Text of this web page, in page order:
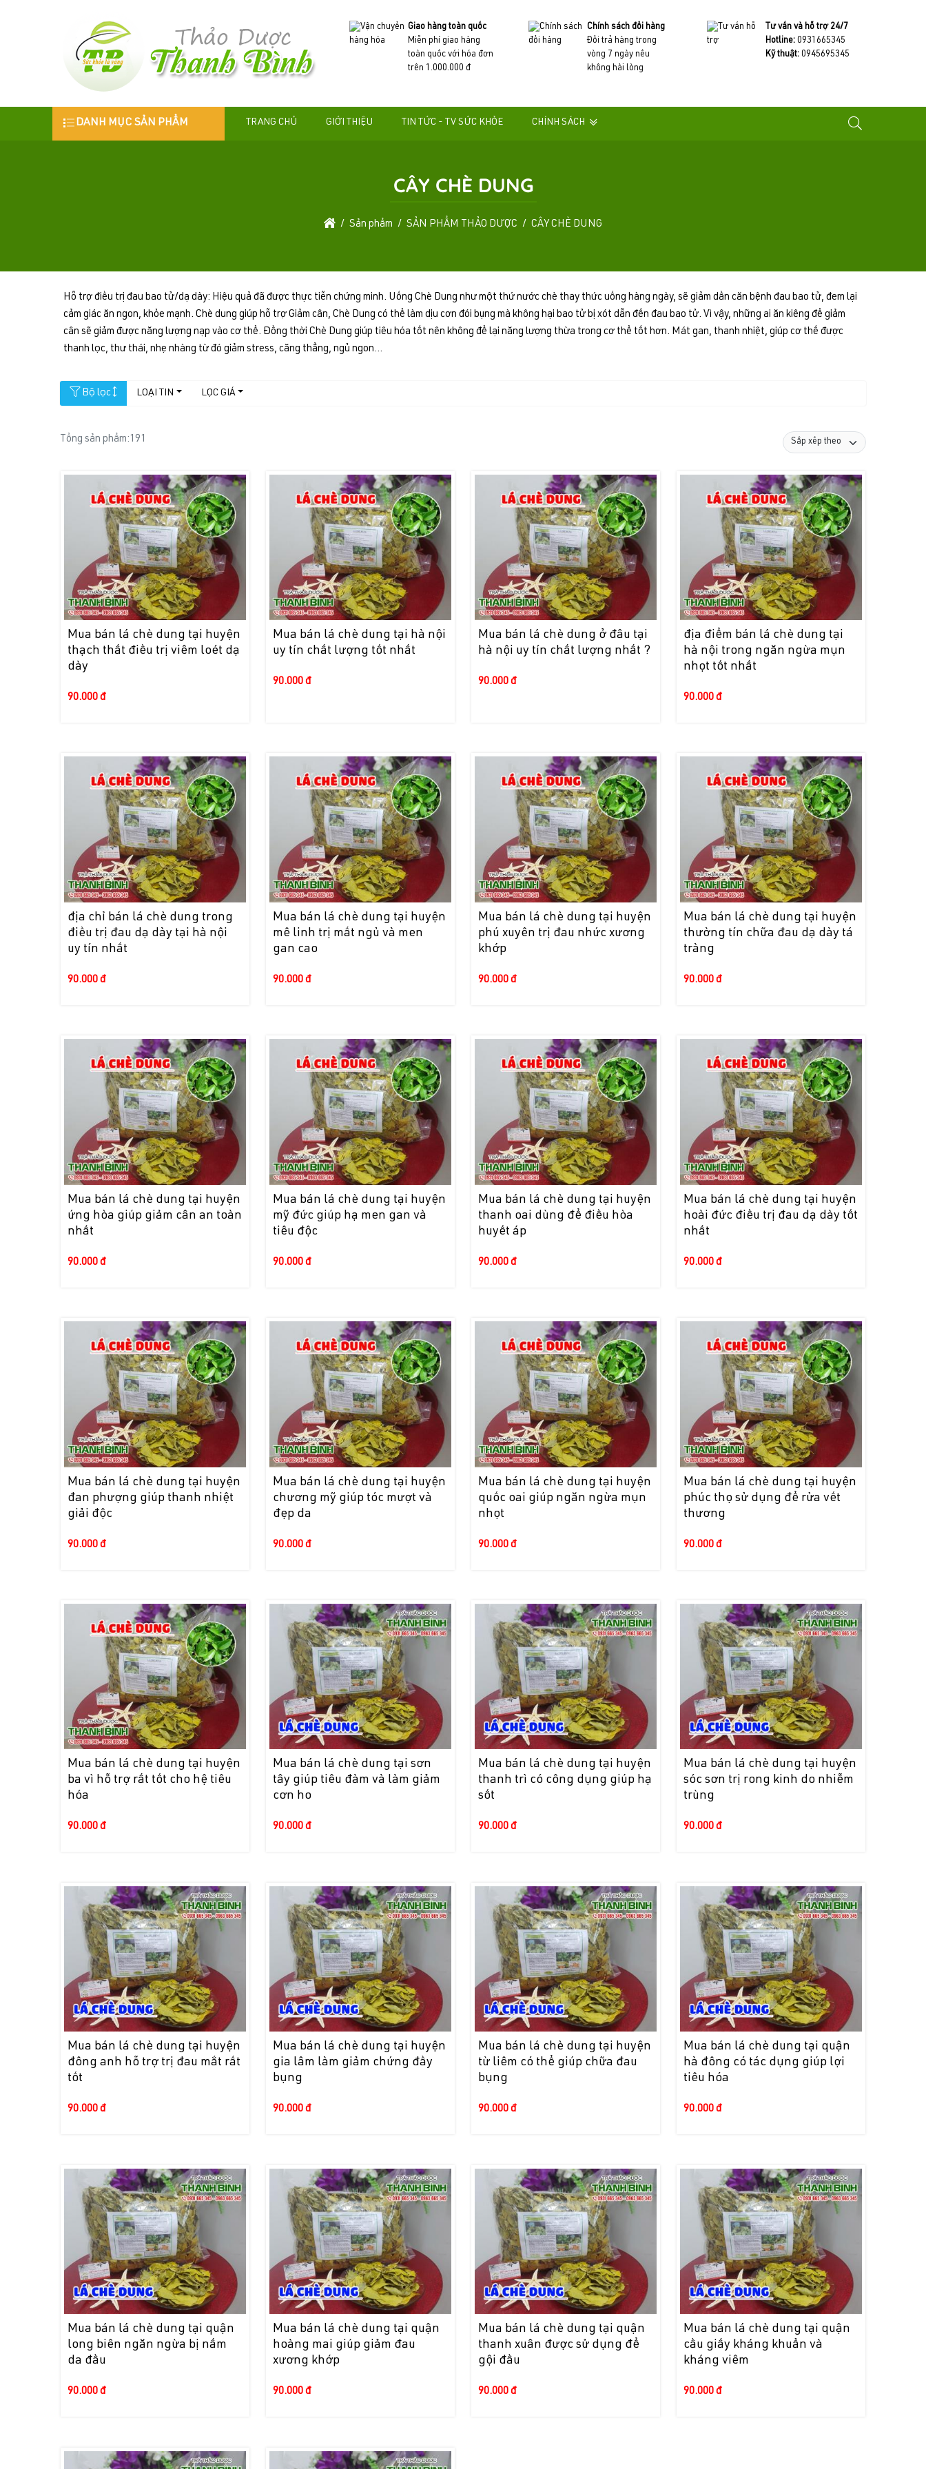
Giao hàng toàn quốc
Miễn phí giao hàng
toàn quốc với hóa đơn
trên 1.000.000 đ
Chính sách đổi hàng
Đổi trả hàng trong
vòng 7 ngày nếu
không hài lòng
Tư vấn và hỗ trợ 24/7
Hotline:0931665345
Kỹ thuật: 0945695345
DANH MỤC SẢN PHẨM TRANG CHỦ GIỚI THIỆU TIN TỨC - TV SỨC KHỎE CHÍNH SÁCH
CÂY CHÈ DUNG
Sản phẩm SẢN PHẨM THẢO DƯỢC CÂY CHÈ DUNG
Hỗ trợ điều trị đau bao tử/dạ dày: Hiệu quả đã được thực tiễn chứng minh. Uống Chè Dung như một thứ nước chè thay thức uống hàng ngày, sẽ giảm dần căn bệnh đau bao tử, đem lại
cảm giác ăn ngon, khỏe mạnh. Chè dung giúp hỗ trợ Giảm cân, Chè Dung có thể làm dịu cơn đói bụng mà không hại bao tử bị xót dẫn đến đau bao tử. Vì vậy, những ai ăn kiêng để giảm
cân sẽ giảm được năng lượng nạp vào cơ thể. Đồng thời Chè Dung giúp tiêu hóa tốt nên không để lại năng lượng thừa trong cơ thể tốt hơn. Mát gan, thanh nhiệt, giúp cơ thế được
thanh lọc, thư thái, nhẹ nhàng từ đó giảm stress, căng thẳng, ngủ ngon...
Bộ lọc LOẠI TIN LỌC GIÁ
Tổng sản phẩm: 191
Mua bán lá chè dung tại huyện
thạch thất điều trị viêm loét dạ
dày
90.000 đ
Mua bán lá chè dung tại hà nội
uy tín chất lượng tốt nhất
90.000 đ
Mua bán lá chè dung ở đâu tại
hà nội uy tín chất lượng nhất ?
90.000 đ
địa điểm bán lá chè dung tại
hà nội trong ngăn ngừa mụn
nhọt tốt nhất
90.000 đ
địa chỉ bán lá chè dung trong
điều trị đau dạ dày tại hà nội
uy tín nhất
90.000 đ
Mua bán lá chè dung tại huyện
mê linh trị mất ngủ và men
gan cao
90.000 đ
Mua bán lá chè dung tại huyện
phú xuyên trị đau nhức xương
khớp
90.000 đ
Mua bán lá chè dung tại huyện
thường tín chữa đau dạ dày tá
tràng
90.000 đ
Mua bán lá chè dung tại huyện
ứng hòa giúp giảm cân an toàn
nhất
90.000 đ
Mua bán lá chè dung tại huyện
mỹ đức giúp hạ men gan và
tiêu độc
90.000 đ
Mua bán lá chè dung tại huyện
thanh oai dùng để điều hòa
huyết áp
90.000 đ
Mua bán lá chè dung tại huyện
hoài đức điều trị đau dạ dày tốt
nhất
90.000 đ
Mua bán lá chè dung tại huyện
đan phượng giúp thanh nhiệt
giải độc
90.000 đ
Mua bán lá chè dung tại huyện
chương mỹ giúp tóc mượt và
đẹp da
90.000 đ
Mua bán lá chè dung tại huyện
quốc oai giúp ngăn ngừa mụn
nhọt
90.000 đ
Mua bán lá chè dung tại huyện
phúc thọ sử dụng để rửa vết
thương
90.000 đ
Mua bán lá chè dung tại huyện
ba vì hỗ trợ rất tốt cho hệ tiêu
hóa
90.000 đ
Mua bán lá chè dung tại sơn
tây giúp tiêu đàm và làm giảm
cơn ho
90.000 đ
Mua bán lá chè dung tại huyện
thanh trì có công dụng giúp hạ
sốt
90.000 đ
Mua bán lá chè dung tại huyện
sóc sơn trị rong kinh do nhiễm
trùng
90.000 đ
Mua bán lá chè dung tại huyện
đông anh hỗ trợ trị đau mắt rất
tốt
90.000 đ
Mua bán lá chè dung tại huyện
gia lâm làm giảm chứng đầy
bụng
90.000 đ
Mua bán lá chè dung tại huyện
từ liêm có thể giúp chữa đau
bụng
90.000 đ
Mua bán lá chè dung tại quận
hà đông có tác dụng giúp lợi
tiêu hóa
90.000 đ
Mua bán lá chè dung tại quận
long biên ngăn ngừa bị nấm
da đầu
90.000 đ
Mua bán lá chè dung tại quận
hoàng mai giúp giảm đau
xương khớp
90.000 đ
Mua bán lá chè dung tại quận
thanh xuân được sử dụng để
gội đầu
90.000 đ
Mua bán lá chè dung tại quận
cầu giấy kháng khuẩn và
kháng viêm
90.000 đ